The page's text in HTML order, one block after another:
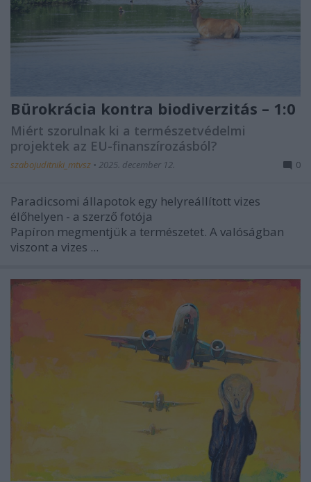
Bürokrácia kontra biodiverzitás – 1:0
Miért szorulnak ki a természetvédelmi
projektek az EU-finanszírozásból?
szabojuditniki_mtvsz • 2025. december 12. 0
Paradicsomi állapotok egy helyreállított vizes
élőhelyen - a szerző fotója
Papíron megmentjük a természetet. A valóságban
viszont a vizes ...